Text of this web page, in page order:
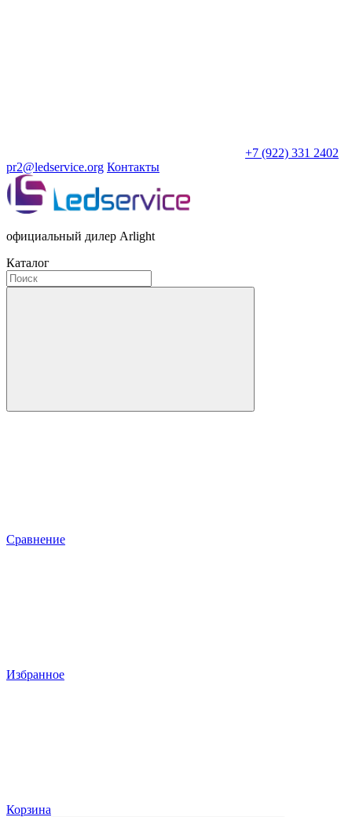
+7 (922) 331 2402
pr2@ledservice.org Контакты
официальный дилер Arlight
Каталог
Сравнение
Избранное
Корзина